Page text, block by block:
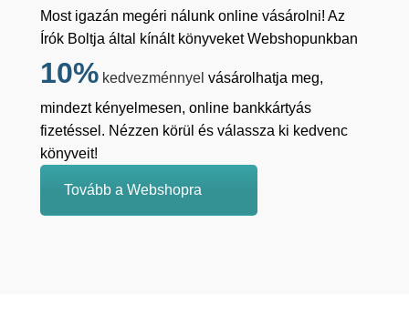
Most igazán megéri nálunk online vásárolni! Az
Írók Boltja által kínált könyveket Webshopunkban
10% kedvezménnyel vásárolhatja meg,
mindezt kényelmesen, online bankkártyás
fizetéssel. Nézzen körül és válassza ki kedvenc
könyveit!
Tovább a Webshopra